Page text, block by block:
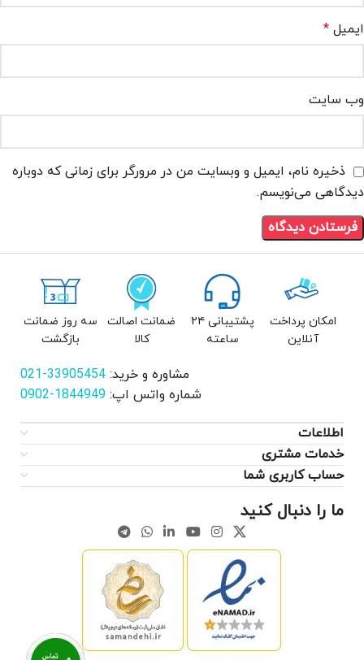
ایمیل *
وب‌ سایت
ذخیره نام، ایمیل و وبسایت من در مرورگر برای زمانی که دوباره
دیدگاهی می‌نویسم.
امکان پرداخت
آنلاین
پشتیبانی ۲۴
ساعته
ضمانت اصالت
کالا
سه روز ضمانت
بازگشت
مشاوره و خرید: 33905454-021
شماره واتس اپ:1844949-0902
اطلاعات
خدمات مشتری
حساب کاربری شما
ما را دنبال کنید